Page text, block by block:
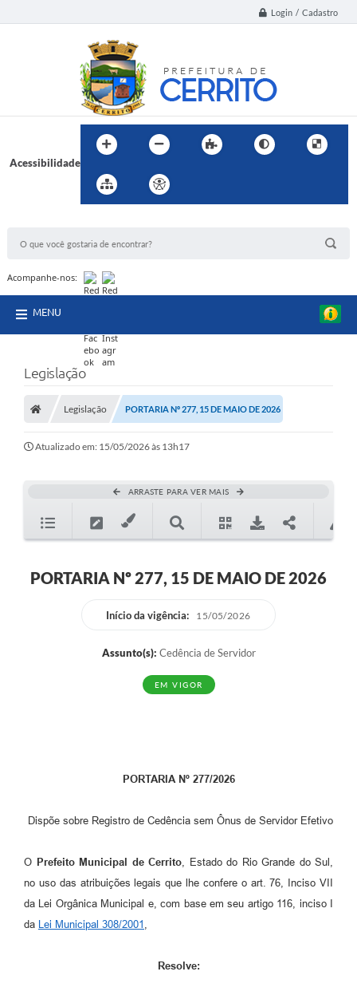
Login / Cadastro
Acessibilidade
Acompanhe-nos:
MENU
Legislação
Legislação PORTARIA Nº 277, 15 DE MAIO DE 2026
Atualizado em: 15/05/2026 às 13h17
ARRASTE PARA VER MAIS
PORTARIA Nº 277, 15 DE MAIO DE 2026
Início da vigência: 15/05/2026
Assunto(s): Cedência de Servidor
EM VIGOR
PORTARIA Nº 277/2026
Dispõe sobre Registro de Cedência sem Ônus de Servidor Efetivo
O Prefeito Municipal de Cerrito , Estado do Rio Grande do Sul,
no uso das atribuições legais que lhe confere o art. 76, Inciso VII
da Lei Orgânica Municipal e, com base em seu artigo 116, inciso I
da
Lei Municipal 308/2001
Resolve:​